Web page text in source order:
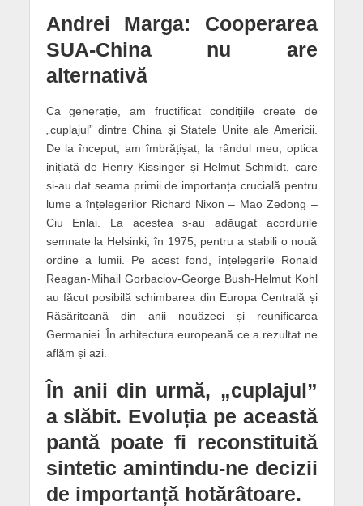
Andrei Marga: Cooperarea
SUA-China nu are
alternativă
Ca generație, am fructificat condițiile create de
„cuplajul” dintre China și Statele Unite ale Americii.
De la început, am îmbrățișat, la rândul meu, optica
inițiată de Henry Kissinger și Helmut Schmidt, care
și-au dat seama primii de importanța crucială pentru
lume a înțelegerilor Richard Nixon – Mao Zedong –
Ciu Enlai. La acestea s-au adăugat acordurile
semnate la Helsinki, în 1975, pentru a stabili o nouă
ordine a lumii. Pe acest fond, înțelegerile Ronald
Reagan-Mihail Gorbaciov-George Bush-Helmut Kohl
au făcut posibilă schimbarea din Europa Centrală și
Răsăriteană din anii nouăzeci și reunificarea
Germaniei. În arhitectura europeană ce a rezultat ne
aflăm și azi.
În anii din urmă, „cuplajul”
a slăbit. Evoluția pe această
pantă poate fi reconstituită
sintetic amintindu-ne decizii
de importanță hotărâtoare.